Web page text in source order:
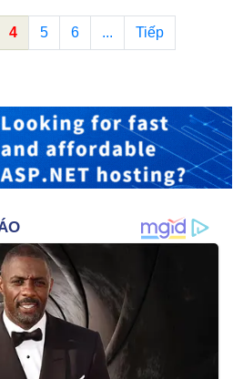
4 5 6 ... Tiếp